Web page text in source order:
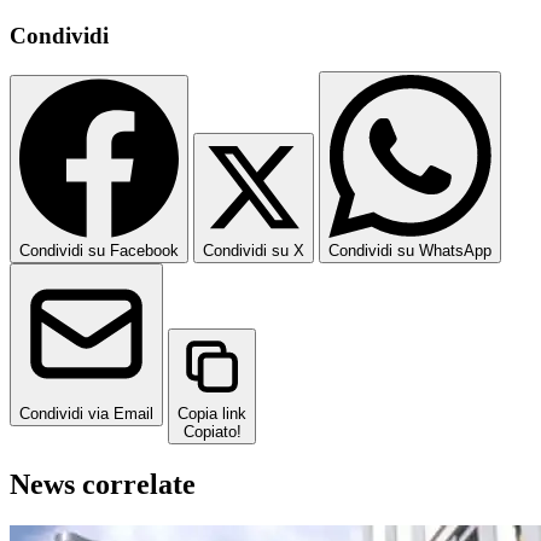
Condividi
Condividi su Facebook Condividi su X Condividi su WhatsApp
Condividi via Email
Copia link
Copiato!
News correlate